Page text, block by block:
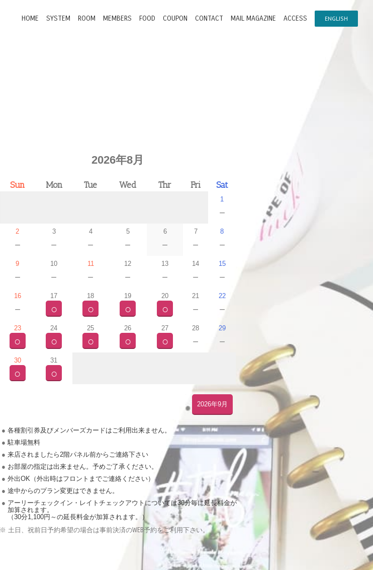
HOME SYSTEM ROOM MEMBERS FOOD COUPON CONTACT MAIL MAGAZINE ACCESS ENGLISH
2026年8月
Sun Mon Tue Wed Thr Fri Sat
1
－
2
－
3
－
4
－
5
－
6
－
7
－
8
－
9
－
10
－
11
－
12
－
13
－
14
－
15
－
16
－
17
○
18
○
19
○
20
○
21
－
22
－
23
○
24
○
25
○
26
○
27
○
28
－
29
－
30
○
31
○
2026年9月
各種割引券及びメンバーズカードはご利用出来ません。
駐車場無料
来店されましたら2階パネル前からご連絡下さい
お部屋の指定は出来ません。予めご了承ください。
外出OK （外出時はフロントまでご連絡ください）
途中からのプラン変更はできません。
アーリーチェックイン・レイトチェックアウトについては30分毎に延長料金が
加算されます。
（30分1,100円～の延長料金が加算されます。）
※ 土日、祝前日予約希望の場合は事前決済のWEB予約をご利用下さい。